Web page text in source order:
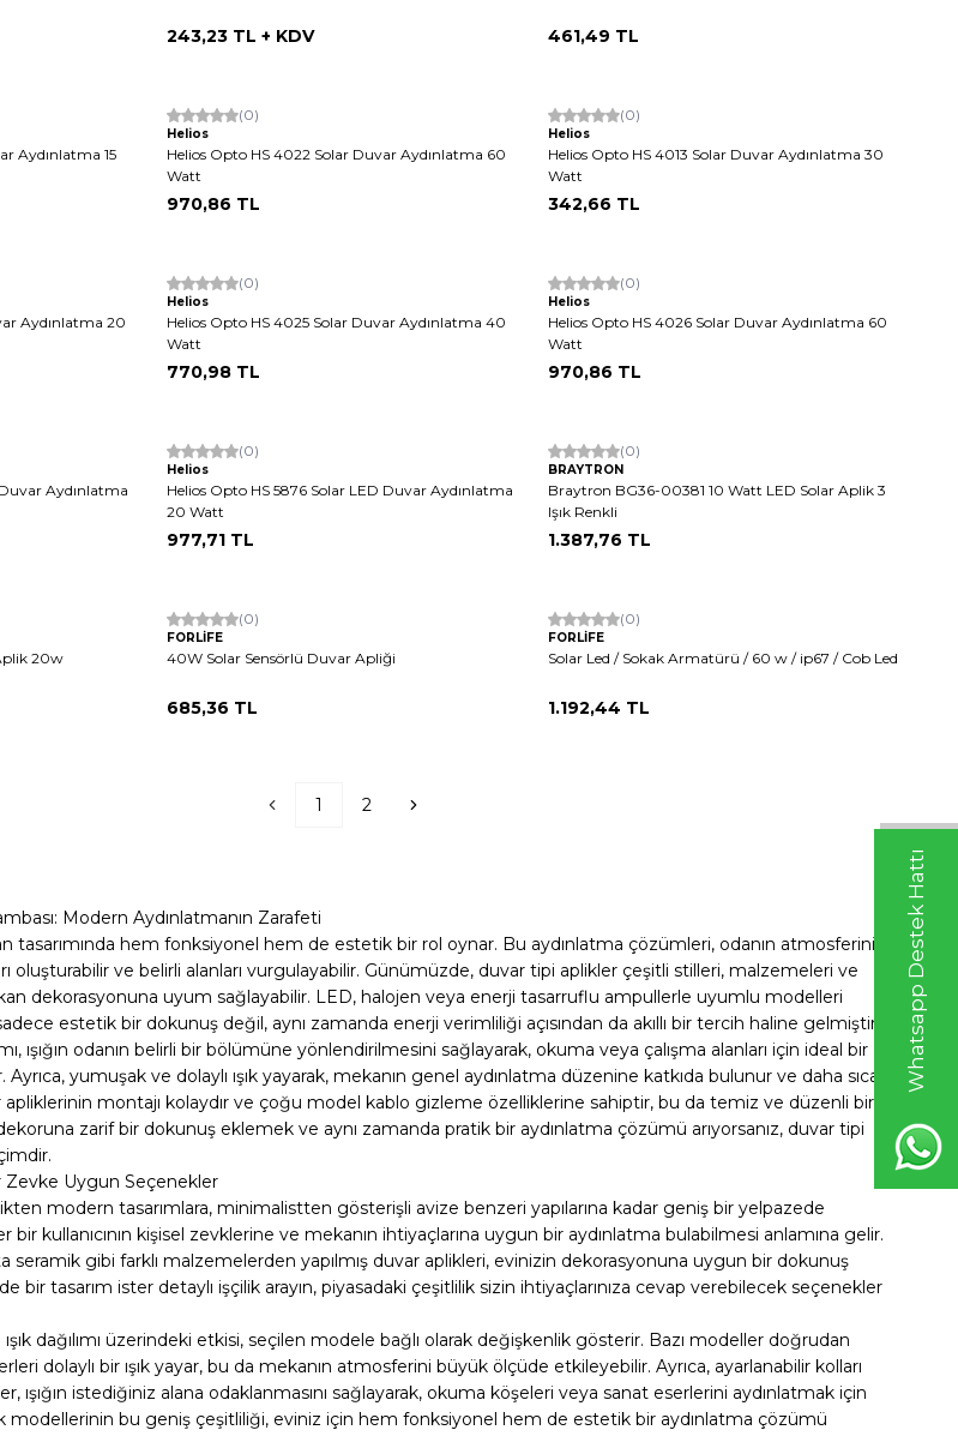
Whatsapp Destek Hattı
243,23 TL + KDV 461,49 TL
Aydınlatma 15
(0)
Helios
Helios Opto HS 4022 Solar Duvar Aydınlatma 60
Watt
970,86 TL
(0)
Helios
Helios Opto HS 4013 Solar Duvar Aydınlatma 30
Watt
342,66 TL
Aydınlatma 20
(0)
Helios
Helios Opto HS 4025 Solar Duvar Aydınlatma 40
Watt
770,98 TL
(0)
Helios
Helios Opto HS 4026 Solar Duvar Aydınlatma 60
Watt
970,86 TL
Aydınlatma
(0)
Helios
Helios Opto HS 5876 Solar LED Duvar Aydınlatma
20 Watt
977,71 TL
(0)
BRAYTRON
Braytron BG36-00381 10 Watt LED Solar Aplik 3
Işık Renkli
1.387,76 TL
20w
(0)
FORLİFE
40W Solar Sensörlü Duvar Apliği
685,36 TL
(0)
FORLİFE
Solar Led / Sokak Armatürü / 60 w / ip67 / Cob Led
1.192,44 TL
1 2
Modern Aydınlatmanın Zarafeti
tasarımında hem fonksiyonel hem de estetik bir rol oynar. Bu aydınlatma çözümleri, odanın atmosferini
oluşturabilir ve belirli alanları vurgulayabilir. Günümüzde, duvar tipi aplikler çeşitli stilleri, malzemeleri ve
dekorasyonuna uyum sağlayabilir. LED, halojen veya enerji tasarruflu ampullerle uyumlu modelleri
estetik bir dokunuş değil, aynı zamanda enerji verimliliği açısından da akıllı bir tercih haline gelmiştir.
ışığın odanın belirli bir bölümüne yönlendirilmesini sağlayarak, okuma veya çalışma alanları için ideal bir
yumuşak ve dolaylı ışık yayarak, mekanın genel aydınlatma düzenine katkıda bulunur ve daha sıcak
apliklerinin montajı kolaydır ve çoğu model kablo gizleme özelliklerine sahiptir, bu da temiz ve düzenli bir
zarif bir dokunuş eklemek ve aynı zamanda pratik bir aydınlatma çözümü arıyorsanız, duvar tipi
Zevke Uygun Seçenekler
modern tasarımlara, minimalistten gösterişli avize benzeri yapılarına kadar geniş bir yelpazede
kullanıcının kişisel zevklerine ve mekanın ihtiyaçlarına uygun bir aydınlatma bulabilmesi anlamına gelir.
seramik gibi farklı malzemelerden yapılmış duvar aplikleri, evinizin dekorasyonuna uygun bir dokunuş
bir tasarım ister detaylı işçilik arayın, piyasadaki çeşitlilik sizin ihtiyaçlarınıza cevap verebilecek seçenekler
dağılımı üzerindeki etkisi, seçilen modele bağlı olarak değişkenlik gösterir. Bazı modeller doğrudan
dolaylı bir ışık yayar, bu da mekanın atmosferini büyük ölçüde etkileyebilir. Ayrıca, ayarlanabilir kolları
ışığın istediğiniz alana odaklanmasını sağlayarak, okuma köşeleri veya sanat eserlerini aydınlatmak için
modellerinin bu geniş çeşitliliği, eviniz için hem fonksiyonel hem de estetik bir aydınlatma çözümü